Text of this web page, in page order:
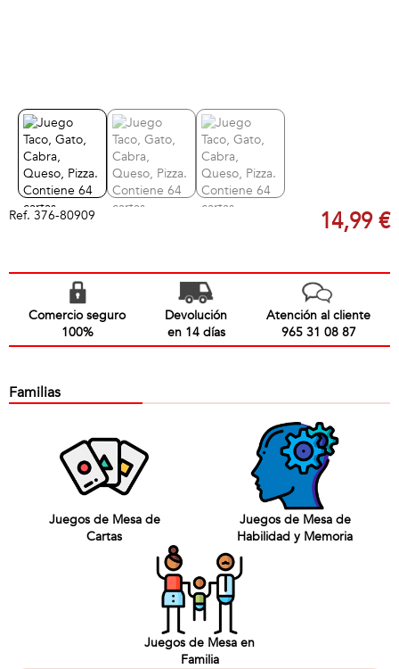
Ref. 376-80909 14,99 €
Comercio seguro
100%
Devolución
en 14 días
Atención al cliente
965 31 08 87
Familias
Juegos de Mesa de
Cartas
Juegos de Mesa de
Habilidad y Memoria
Juegos de Mesa en
Familia